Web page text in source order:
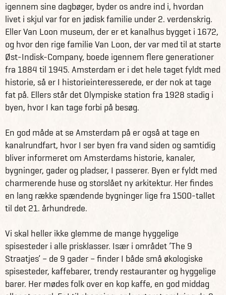
igennem sine dagbøger, byder os andre ind i, hvordan
livet i skjul var for en jødisk familie under 2. verdenskrig.
Eller Van Loon museum, der er et kanalhus bygget i 1672,
og hvor den rige familie Van Loon, der var med til at starte
Øst-Indisk-Company, boede igennem flere generationer
fra 1884 til 1945. Amsterdam er i det hele taget fyldt med
historie, så er I historieinteresserede, er der nok at tage
fat på. Ellers står det Olympiske station fra 1928 stadig i
byen, hvor I kan tage forbi på besøg.
En god måde at se Amsterdam på er også at tage en
kanalrundfart, hvor I ser byen fra vand siden og samtidig
bliver informeret om Amsterdams historie, kanaler,
bygninger, gader og pladser, I passerer. Byen er fyldt med
charmerende huse og storslået ny arkitektur. Her findes
en lang række spændende bygninger lige fra 1500-tallet
til det 21. århundrede.
Vi skal heller ikke glemme de mange hyggelige
spisesteder i alle prisklasser. Især i området ’The 9
Straatjes’ – de 9 gader – finder I både små økologiske
spisesteder, kaffebarer, trendy restauranter og hyggelige
barer. Her mødes folk over en kop kaffe, en god middag